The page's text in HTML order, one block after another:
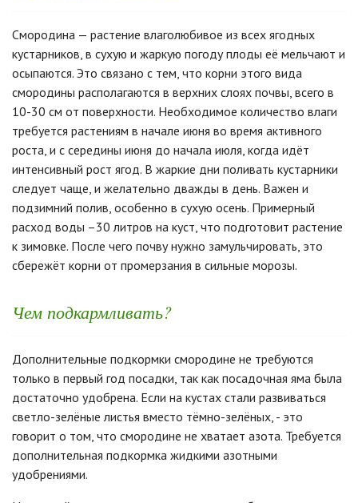
Смородина — растение влаголюбивое из всех ягодных
кустарников, в сухую и жаркую погоду плоды её мельчают и
осыпаются. Это связано с тем, что корни этого вида
смородины располагаются в верхних слоях почвы, всего в
10-30 см от поверхности. Необходимое количество влаги
требуется растениям в начале июня во время активного
роста, и с середины июня до начала июля, когда идёт
интенсивный рост ягод. В жаркие дни поливать кустарники
следует чаще, и желательно дважды в день. Важен и
подзимний полив, особенно в сухую осень. Примерный
расход воды –30 литров на куст, что подготовит растение
к зимовке. После чего почву нужно замульчировать, это
сбережёт корни от промерзания в сильные морозы.
Чем подкармливать?
Дополнительные подкормки смородине не требуются
только в первый год посадки, так как посадочная яма была
достаточно удобрена. Если на кустах стали развиваться
светло-зелёные листья вместо тёмно-зелёных, - это
говорит о том, что смородине не хватает азота. Требуется
дополнительная подкормка жидкими азотными
удобрениями.